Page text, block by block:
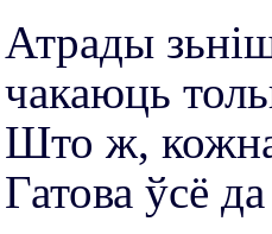
Атрады
чакаюць
Што ж,
Гатова ўсё